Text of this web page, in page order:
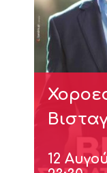
12